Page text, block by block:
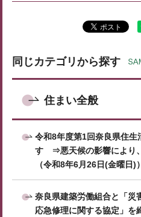
同じカテゴリから探す
住まい全般
令和8年度第1回奈良県住生
す ⇒悪天候の影響により
（令和8年6月26日(金曜日)）
奈良県建築労働組合と「災
応急修理に関する協定」を